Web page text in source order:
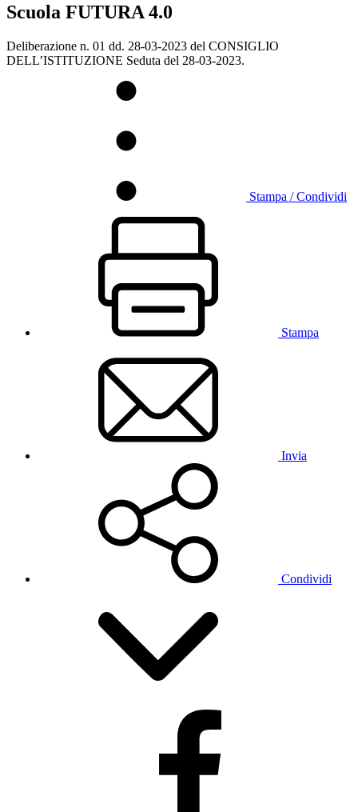
Scuola FUTURA 4.0
Deliberazione n. 01 dd. 28-03-2023 del CONSIGLIO
DELL’ISTITUZIONE Seduta del 28-03-2023.
Stampa / Condividi
Stampa
Invia
Condividi